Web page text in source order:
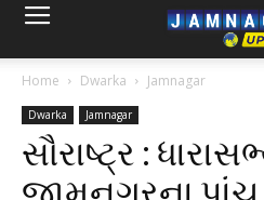
Home Dwarka Jamnagar
Dwarka Jamnagar
સૌરાષ્ટ્ર :
જામનગરના પાંચ